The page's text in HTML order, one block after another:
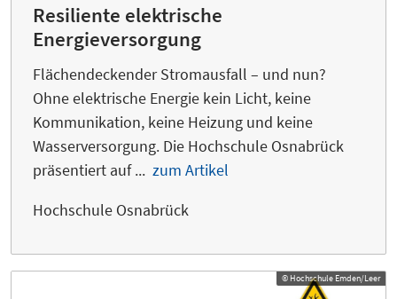
Resiliente elektrische
Energieversorgung
Flächendeckender Stromausfall – und nun?
Ohne elektrische Energie kein Licht, keine
Kommunikation, keine Heizung und keine
Wasserversorgung. Die Hochschule Osnabrück
präsentiert auf ... zum Artikel
Hochschule Osnabrück
© Hochschule Emden/Leer